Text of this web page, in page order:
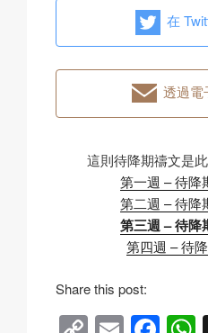
在
透過電
這則待降期禱文是
第一週 – 待降
第二週 – 待降
第三週 – 待降
第四週 – 待
Share this post: